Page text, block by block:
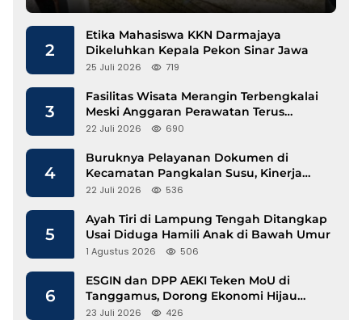
2
Etika Mahasiswa KKN Darmajaya
Dikeluhkan Kepala Pekon Sinar Jawa
25 Juli 2026 719
3
Fasilitas Wisata Merangin Terbengkalai
Meski Anggaran Perawatan Terus
Mengalir
22 Juli 2026 690
4
Buruknya Pelayanan Dokumen di
Kecamatan Pangkalan Susu, Kinerja
Disdukcapil Langkat Disorot
22 Juli 2026 536
5
Ayah Tiri di Lampung Tengah Ditangkap
Usai Diduga Hamili Anak di Bawah Umur
1 Agustus 2026 506
6
ESGIN dan DPP AEKI Teken MoU di
Tanggamus, Dorong Ekonomi Hijau
Berbasis Kopi dan Perdagangan Karbon
23 Juli 2026 426